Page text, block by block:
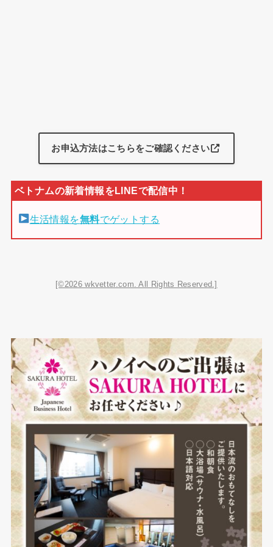
お申込方法はこちらをご確認ください
生活情報を無料でゲットする
[©2026 wkvetter.com. All Rights Reserved.]